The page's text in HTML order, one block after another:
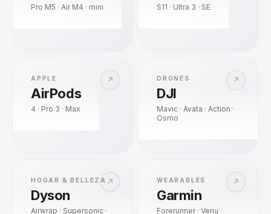
Pro M5 · Air M4 · mini S11 · Ultra 3 · SE
↗
APPLE
AirPods
4 · Pro 3 · Max
↗
DRONES
DJI
Mavic · Avata · Action ·
Osmo
↗
HOGAR & BELLEZA
Dyson
Airwrap · Supersonic ·
↗
WEARABLES
Garmin
Forerunner · Venu ·